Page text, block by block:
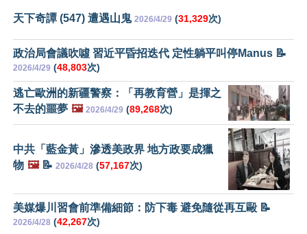
天下奇譚 (547) 遭遇山鬼 2026/4/29 (31,329次)
政治局會議吹噓 習近平昏招迭代 定性躺平叫停Manus 📝
2026/4/29 (48,803次)
逃亡歐洲的新疆警察：「再教育營」是揮之
不去的噩夢 🖼️ 2026/4/29 (89,268次)
中共「藍金黃」滲透美政界 地方政要成獵
物 🖼️📝 2026/4/28 (57,167次)
美媒爆川習會前準備細節：防下毒 避免隨從再互毆 📝
2026/4/28 (42,267次)